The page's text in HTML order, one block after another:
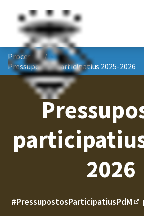
Processos /
Pressupostos participatius 2025-2026
2026
#PressupostosParticipatiusPdM